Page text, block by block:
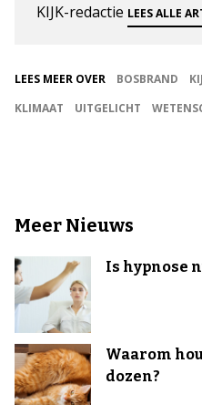
KIJK-redactie LEES ALLE
LEES MEER OVER BOSBRAND
KLIMAAT
UITGELICHT
Meer Nieuws
Is hypnose
Waarom
dozen?